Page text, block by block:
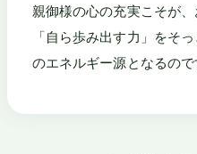
親御様の心の充実こそが
「自ら歩み出す力」をそ
のエネルギー源となるので